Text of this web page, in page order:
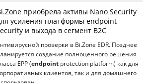
приобрела активы Nano Security
усиления платформы endpoint
и выхода в сегмент B2C
проверки в Bi.Zone EDR. Позднее
создание полноценного решения
EPP (endpoint protection platform) как для
клиентов, так и для домашнего